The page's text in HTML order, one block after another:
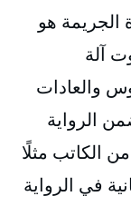
الجريمة هو
آلة
والعادات
الرواية
الكاتب مثلًا
في الرواية